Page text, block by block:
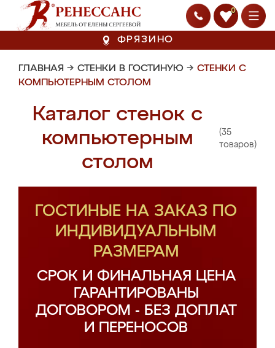
0
ФРЯЗИНО
ГЛАВНАЯ → СТЕНКИ В ГОСТИНУЮ → СТЕНКИ С
КОМПЬЮТЕРНЫМ СТОЛОМ
Каталог стенок с
компьютерным
столом
(35
товаров)
ГОСТИНЫЕ НА ЗАКАЗ ПО
ИНДИВИДУАЛЬНЫМ
РАЗМЕРАМ
СРОК И ФИНАЛЬНАЯ ЦЕНА
ГАРАНТИРОВАНЫ
ДОГОВОРОМ - БЕЗ ДОПЛАТ
И ПЕРЕНОСОВ